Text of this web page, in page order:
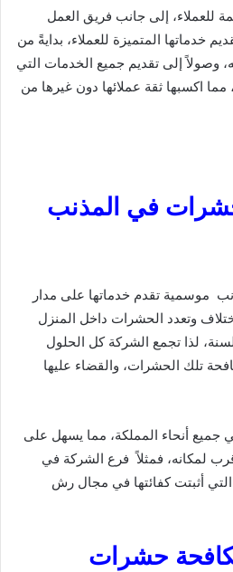
للعملاء، إلى جانب فريق العمل
خدماتها المتميزة للعملاء، بدايةً من
وصولاً إلى تقديم جميع الخدمات التي
اكسبها ثقة عملائها دون غيرها من
في المذنب
موسمية تقدم خدماتها على مدار
وتعدد الحشرات داخل المنزل
لذا تجمع الشركة كل الحلول
تلك الحشرات، والقضاء عليها
جميع أنحاء المملكة، مما يسهل على
لمكانه، فمثلاً فرع الشركة في
أثبتت كفائتها في مجال رش
حشرات